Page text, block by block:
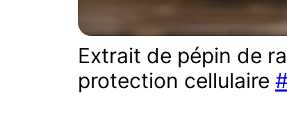
Extrait de pépin de
protection cellulaire